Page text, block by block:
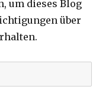
um dieses Blog
über